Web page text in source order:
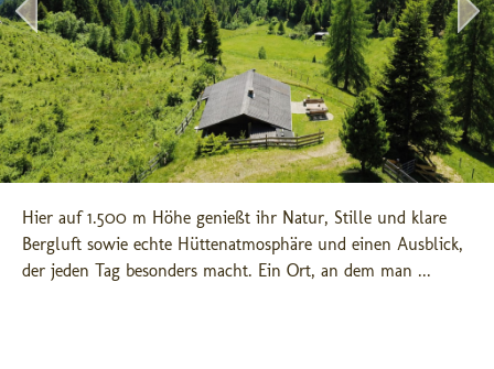
Hier auf 1.500 m Höhe genießt ihr Natur, Stille und klare
Bergluft sowie echte Hüttenatmosphäre und einen Ausblick,
der jeden Tag besonders macht. Ein Ort, an dem man ...